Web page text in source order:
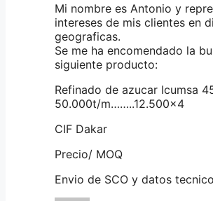
Mi nombre es Antonio y
intereses de mis clientes en
geograficas.
Se me ha encomendado la
siguiente producto:
Refinado de azucar
50.000t/m……..12.500×4
CIF Dakar
Precio/ MOQ
Envio de SCO y datos